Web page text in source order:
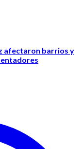
afectaron barrios y